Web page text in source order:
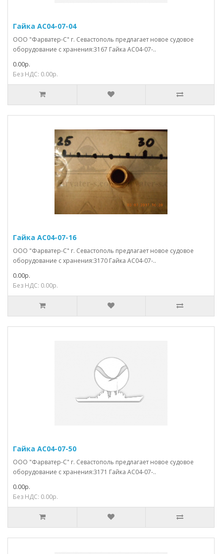
Гайка АС04-07-04
ООО "Фарватер-С" г. Севастополь предлагает новое судовое
оборудование с хранения:3167 Гайка АС04-07-..
0.00р.
Без НДС: 0.00р.
Гайка АС04-07-16
ООО "Фарватер-С" г. Севастополь предлагает новое судовое
оборудование с хранения:3170 Гайка АС04-07-..
0.00р.
Без НДС: 0.00р.
Гайка АС04-07-50
ООО "Фарватер-С" г. Севастополь предлагает новое судовое
оборудование с хранения:3171 Гайка АС04-07-..
0.00р.
Без НДС: 0.00р.